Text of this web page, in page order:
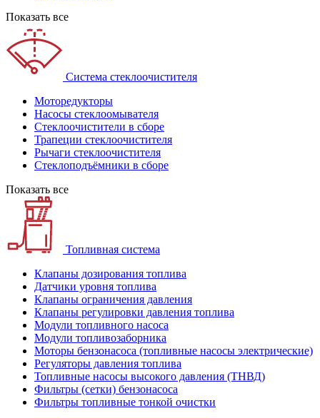
Показать все
Система стеклоочистителя
Моторедукторы
Насосы стеклоомывателя
Стеклоочистители в сборе
Трапеции стеклоочистителя
Рычаги стеклоочистителя
Стеклоподъёмники в сборе
Показать все
Топливная система
Клапаны дозирования топлива
Датчики уровня топлива
Клапаны ограничения давления
Клапаны регулировки давления топлива
Модули топливного насоса
Модули топливозаборника
Моторы бензонасоса (топливные насосы электрические)
Регуляторы давления топлива
Топливные насосы высокого давления (ТНВД)
Фильтры (сетки) бензонасоса
Фильтры топливные тонкой очистки